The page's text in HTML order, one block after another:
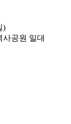
)
공원 일대